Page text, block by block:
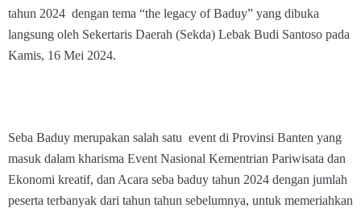
tahun 2024 dengan tema “the legacy of Baduy” yang dibuka
langsung oleh Sekertaris Daerah (Sekda) Lebak Budi Santoso pada
Kamis, 16 Mei 2024.
Seba Baduy merupakan salah satu event di Provinsi Banten yang
masuk dalam kharisma Event Nasional Kementrian Pariwisata dan
Ekonomi kreatif, dan Acara seba baduy tahun 2024 dengan jumlah
peserta terbanyak dari tahun tahun sebelumnya, untuk memeriahkan